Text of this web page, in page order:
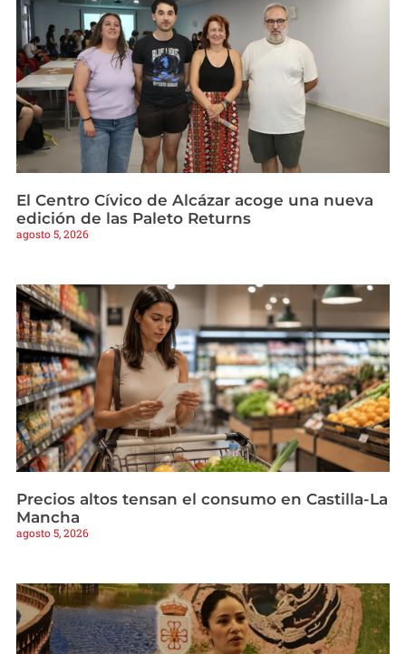
El Centro Cívico de Alcázar acoge una nueva
edición de las Paleto Returns
agosto 5, 2026
Precios altos tensan el consumo en Castilla-La
Mancha
agosto 5, 2026